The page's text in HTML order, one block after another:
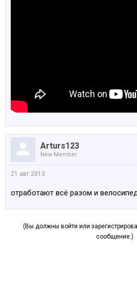
Arturs123
New Member
21 авг 2013
отработают всё разом и
(Вы должны войти или
сообщение.)